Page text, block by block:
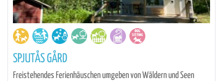
SPJUTÅS GÅRD
Freistehendes Ferienhäuschen umgeben von Wäldern und Seen